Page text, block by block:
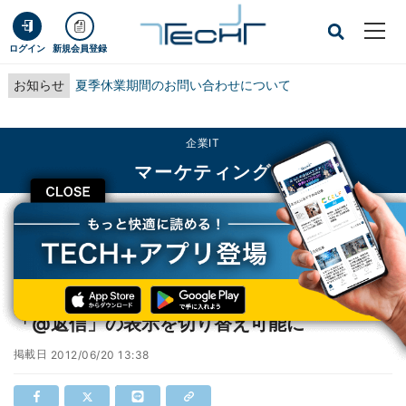
ログイン 新規会員登録
お知らせ 夏季休業期間のお問い合わせについて
CLOSE
企業IT
マーケティング
TECH+ 企業IT
マーケティング
Twitter、プロフィールページのTL表示から「@返信」の表示を切り替え可能に
Twitter、プロフィールページのTL表示から
「@返信」の表示を切り替え可能に
掲載日 2012/06/20 13:38